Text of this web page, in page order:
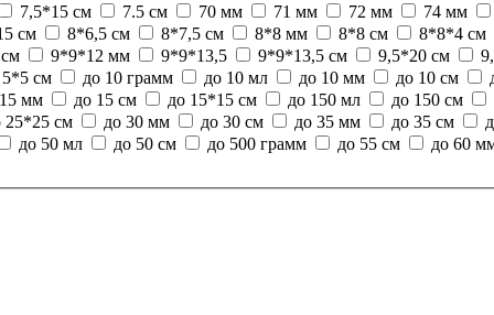
7,5*15 см 7.5 см 70 мм 71 мм 72 мм 74 мм
см 8*6,5 см 8*7,5 см 8*8 мм 8*8 см 8*8*4 см
9*9*12 мм 9*9*13,5 9*9*13,5 см 9,5*20 см
до 5*5 см до 10 грамм до 10 мл до 10 мм до 10 см
мм до 15 см до 15*15 см до 150 мл до 150 см
25*25 см до 30 мм до 30 см до 35 мм до 35 см
до 50 мл до 50 см до 500 грамм до 55 см до 60